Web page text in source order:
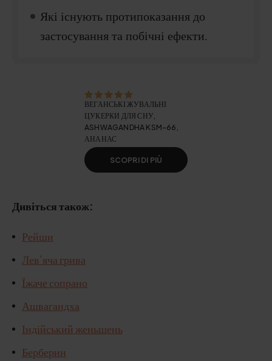
Які існують протипоказання до
застосування та побічні ефекти.
ВЕГАНСЬКІ ЖУВАЛЬНІ
ЦУКЕРКИ ДЛЯ СНУ,
ASHWAGANDHA KSM-66,
АНАНАС
SCOPRI DI PIÙ
Дивіться також:
Рейши
Лев'яча грива
Їжаче сопрано
Ашвагандха
Індійський женьшень
Берберин